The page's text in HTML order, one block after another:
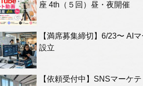
座 4th（５回）昼・夜開催
【満席募集締切】6/23〜 AI
設立
【依頼受付中】SNSマーケ